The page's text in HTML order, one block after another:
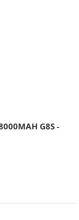
G8S -